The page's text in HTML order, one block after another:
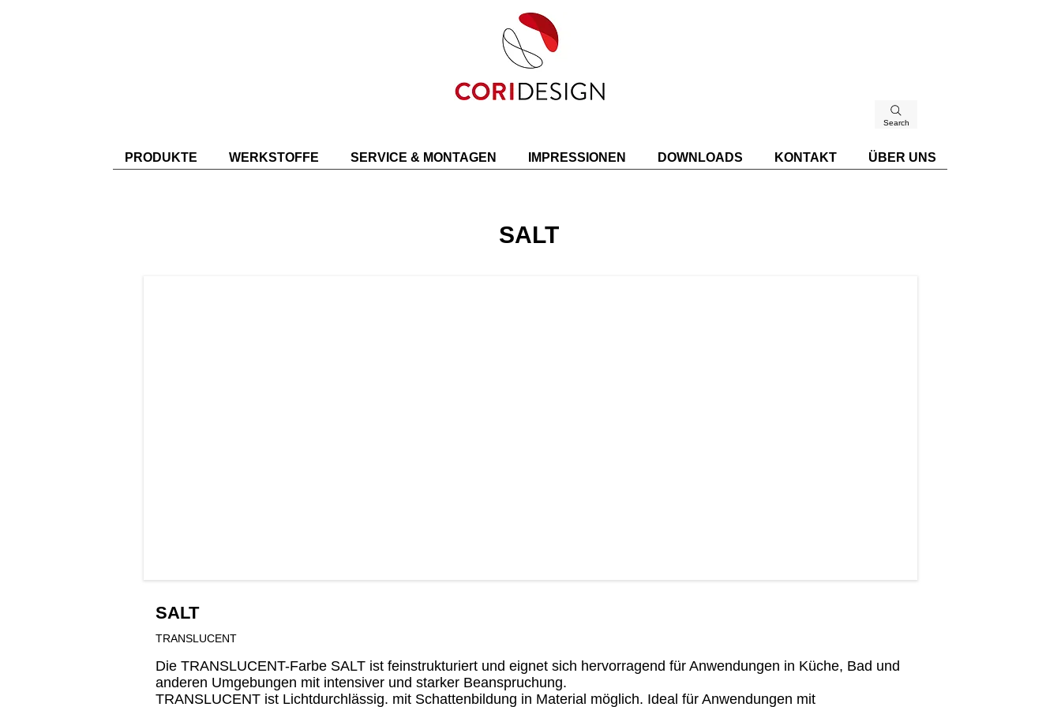
Search
PRODUKTE WERKSTOFFE SERVICE & MONTAGEN IMPRESSIONEN DOWNLOADS KONTAKT ÜBER UNS
SALT
SALT
TRANSLUCENT
Die TRANSLUCENT-Farbe SALT ist feinstrukturiert und eignet sich hervorragend für Anwendungen in Küche, Bad und
anderen Umgebungen mit intensiver und starker Beanspruchung.
TRANSLUCENT ist Lichtdurchlässig. mit Schattenbildung in Material möglich. Ideal für Anwendungen mit